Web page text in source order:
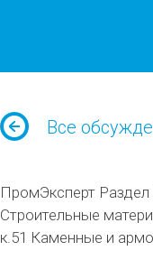
Все
ПромЭксперт Раздел
Строительные
к.51 Каменные и